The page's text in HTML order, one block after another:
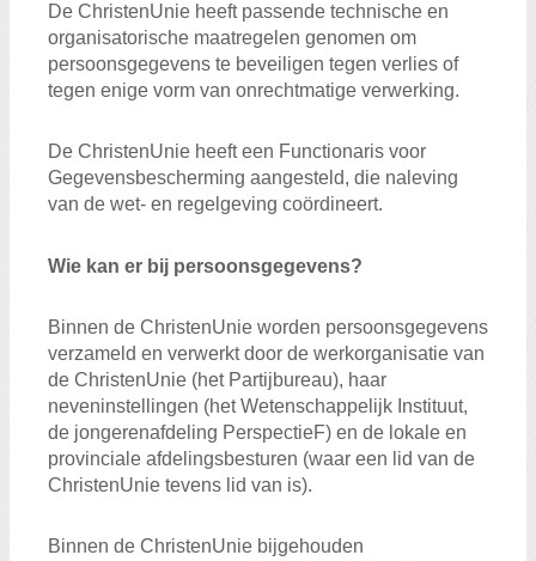
De ChristenUnie heeft passende technische en
organisatorische maatregelen genomen om
persoonsgegevens te beveiligen tegen verlies of
tegen enige vorm van onrechtmatige verwerking.
De ChristenUnie heeft een Functionaris voor
Gegevensbescherming aangesteld, die naleving
van de wet- en regelgeving coördineert.
Wie kan er bij persoonsgegevens?
Binnen de ChristenUnie worden persoonsgegevens
verzameld en verwerkt door de werkorganisatie van
de ChristenUnie (het Partijbureau), haar
neveninstellingen (het Wetenschappelijk Instituut,
de jongerenafdeling PerspectieF) en de lokale en
provinciale afdelingsbesturen (waar een lid van de
ChristenUnie tevens lid van is).
Binnen de ChristenUnie bijgehouden